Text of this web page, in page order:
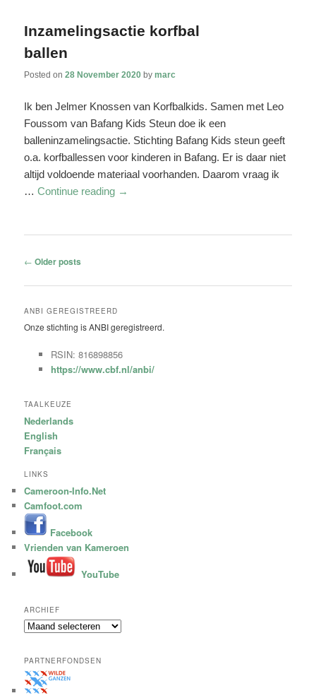
Inzamelingsactie korfbal
ballen
Posted on28 November 2020 bymarc
Ik ben Jelmer Knossen van Korfbalkids. Samen met Leo
Foussom van Bafang Kids Steun doe ik een
balleninzamelingsactie. Stichting Bafang Kids steun geeft
o.a. korfballessen voor kinderen in Bafang. Er is daar niet
altijd voldoende materiaal voorhanden. Daarom vraag ik
…Continue reading →
Post
← Older posts
ANBI GEREGISTREERD
Onze stichting is ANBI geregistreerd.
RSIN: 816898856
https://www.cbf.nl/anbi/
TAALKEUZE
Nederlands
English
Français
LINKS
Cameroon-Info.Net
Camfoot.com
Facebook
Vrienden van Kameroen
YouTube
ARCHIEF
A
h
i
e
PARTNERFONDSEN